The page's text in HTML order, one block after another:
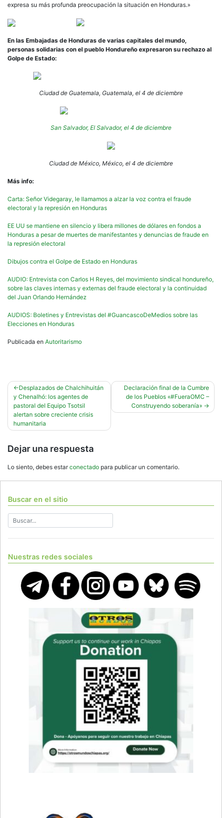
expresa su más profunda preocupación la situación en Honduras.»
En las Embajadas de Honduras de varias capitales del mundo,
personas solidarias con el pueblo Hondureño expresaron su rechazo al
Golpe de Estado:
Ciudad de Guatemala, Guatemala, el 4 de diciembre
San Salvador, El Salvador, el 4 de diciembre
Ciudad de México, México, el 4 de diciembre
Más info:
Carta: Señor Videgaray, le llamamos a alzar la voz contra el fraude
electoral y la represión en Honduras
EE UU se mantiene en silencio y libera millones de dólares en fondos a
Honduras a pesar de muertes de manifestantes y denuncias de fraude en
la represión electoral
Dibujos contra el Golpe de Estado en Honduras
AUDIO: Entrevista con Carlos H Reyes, del movimiento sindical hondureño,
sobre las claves internas y externas del fraude electoral y la continuidad
del Juan Orlando Hernández
AUDIOS: Boletines y Entrevistas del #GuancascoDeMedios sobre las
Elecciones en Honduras
Publicada en Autoritarismo
Navegación
de
entradas
Desplazados de Chalchihuitán
y Chenalhó: los agentes de
pastoral del Equipo Tsotsil
alertan sobre creciente crisis
humanitaria
Declaración final de la Cumbre
de los Pueblos «#FueraOMC –
Construyendo soberanía»
Dejar una respuesta
Lo siento, debes estarconectado para publicar un comentario.
Buscar en el sitio
Nuestras redes sociales